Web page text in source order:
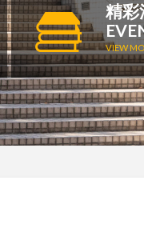
精彩
VIEW